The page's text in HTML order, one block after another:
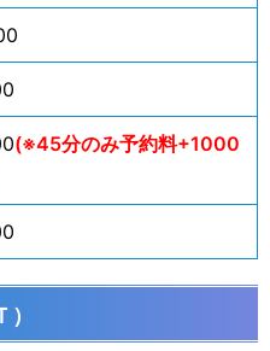
(※45分のみ予約料+1000